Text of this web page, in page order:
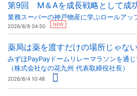
第9回 M＆Aを成長戦略として成
業務スーパーの神戸物産に学ぶロールアッ
2026/8/8 04:50 NEW
薬局は薬を渡すだけの場所じゃない
みずほPayPayドームリレーマラソンを通
（株式会社なの花九州 代表取締役社長）
2026/8/4 10:48